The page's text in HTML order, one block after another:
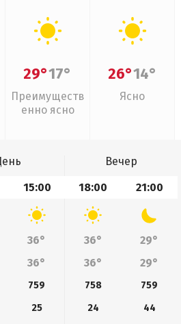
29°17°
Преимуществ
енно ясно
26°14°
Ясно
Вечер
15:00 18:00 21:00
36° 36°
29°
36° 36° 29°
759 758
759
25 24
44